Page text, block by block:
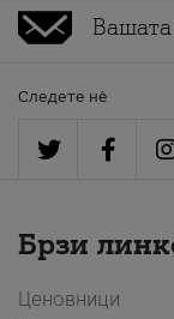
Следете нè
Брзи
Ценовници